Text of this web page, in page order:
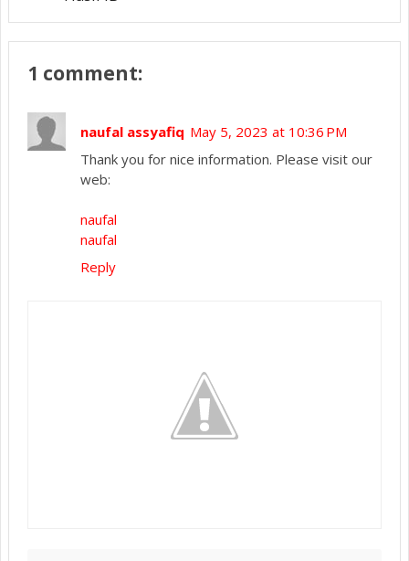
1 comment:
naufal assyafiq May 5, 2023 at 10:36 PM
Thank you for nice information. Please visit our
web:
naufal
naufal
Reply